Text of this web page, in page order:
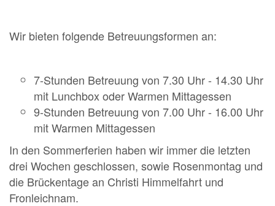
Wir bieten folgende Betreuungsformen an:
7-Stunden Betreuung von 7.30 Uhr - 14.30 Uhr
mit Lunchbox oder Warmen Mittagessen
9-Stunden Betreuung von 7.00 Uhr - 16.00 Uhr
mit Warmen Mittagessen
In den Sommerferien haben wir immer die letzten
drei Wochen geschlossen, sowie Rosenmontag und
die Brückentage an Christi Himmelfahrt und
Fronleichnam.